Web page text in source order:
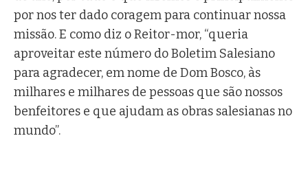
por nos ter dado coragem para continuar nossa
missão. E como diz o Reitor-mor, “queria
aproveitar este número do Boletim Salesiano
para agradecer, em nome de Dom Bosco, às
milhares e milhares de pessoas que são nossos
benfeitores e que ajudam as obras salesianas no
mundo”.